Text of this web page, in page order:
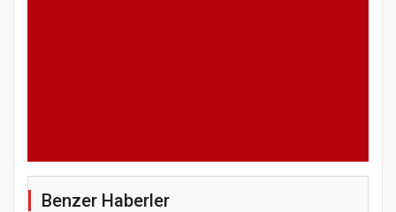
Benzer Haberler